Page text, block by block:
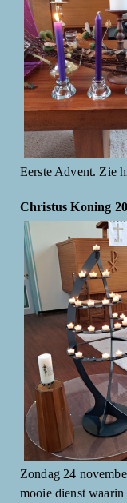
Eerste Advent. Zie
Christus Koning
Zondag 24
mooie dienst waarin